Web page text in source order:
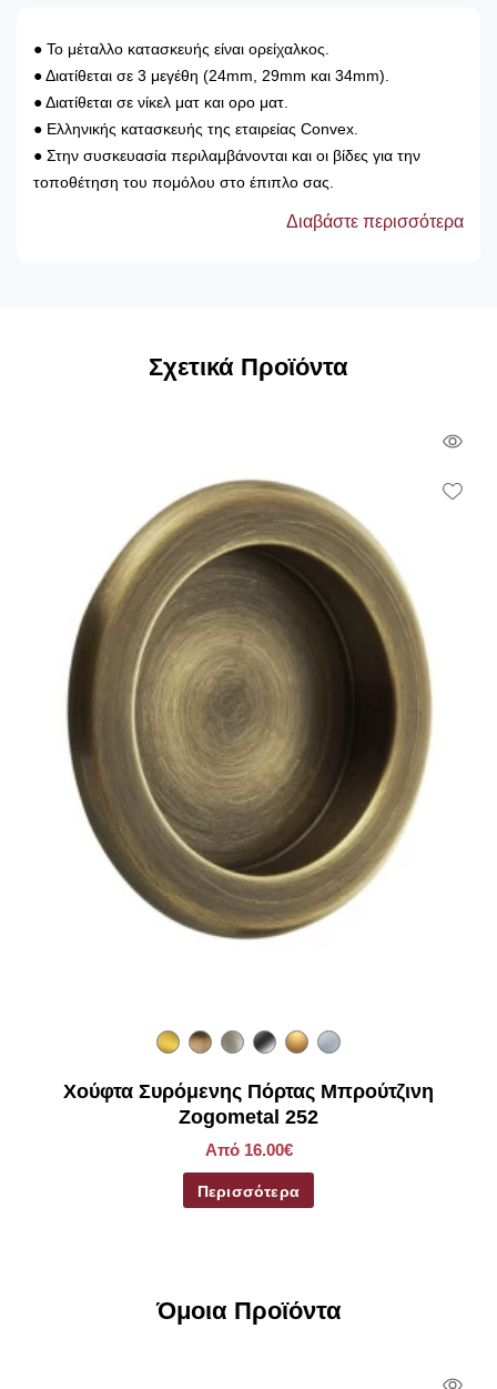
● Το μέταλλο κατασκευής είναι ορείχαλκος.
● Διατίθεται σε 3 μεγέθη (24mm, 29mm και 34mm).
● Διατίθεται σε νίκελ ματ και ορο ματ.
● Ελληνικής κατασκευής της εταιρείας Convex.
● Στην συσκευασία περιλαμβάνονται και οι βίδες για την
τοποθέτηση του πoμόλου στο έπιπλο σας.
Διαβάστε περισσότερα
Σχετικά Προϊόντα
Χούφτα Συρόμενης Πόρτας Μπρούτζινη
Zogometal 252
Από 16.00€
Περισσότερα
Όμοια Προϊόντα